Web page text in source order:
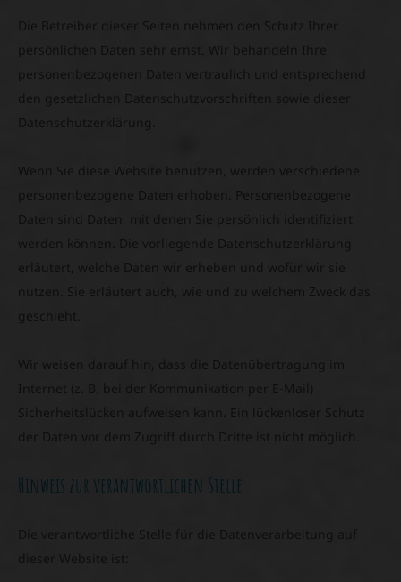
Die Betreiber dieser Seiten nehmen den Schutz Ihrer
persönlichen Daten sehr ernst. Wir behandeln Ihre
personenbezogenen Daten vertraulich und entsprechend
den gesetzlichen Datenschutzvorschriften sowie dieser
Wenn Sie diese Website benutzen, werden verschiedene
personenbezogene Daten erhoben. Personenbezogene
Daten sind Daten, mit denen Sie persönlich identifiziert
werden können. Die vorliegende Datenschutzerklärung
erläutert, welche Daten wir erheben und wofür wir sie
nutzen. Sie erläutert auch, wie und zu welchem Zweck das
Wir weisen darauf hin, dass die Datenübertragung im
der Daten vor dem Zugriff durch Dritte ist nicht möglich.
Hinweis zur verantwortlichen Stelle
Die verantwortliche Stelle für die Datenverarbeitung auf